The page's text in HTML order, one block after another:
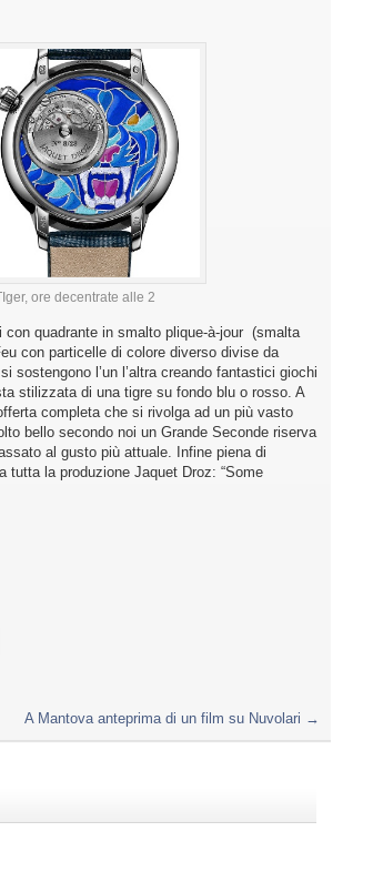
ore decentrate alle 2
quadrante in smalto plique-à-jour (smalta
con particelle di colore diverso divise da
sostengono l’un l’altra creando fantastici giochi
stilizzata di una tigre su fondo blu o rosso. A
completa che si rivolga ad un più vasto
bello secondo noi un Grande Seconde riserva
al gusto più attuale. Infine piena di
tutta la produzione Jaquet Droz: “Some
A Mantova anteprima di un film su Nuvolari →